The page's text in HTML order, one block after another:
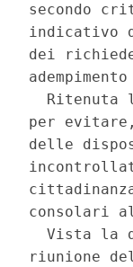
secondo
indicativo
dei
Ritenuta
per
delle
consolari
Vista la
riunione